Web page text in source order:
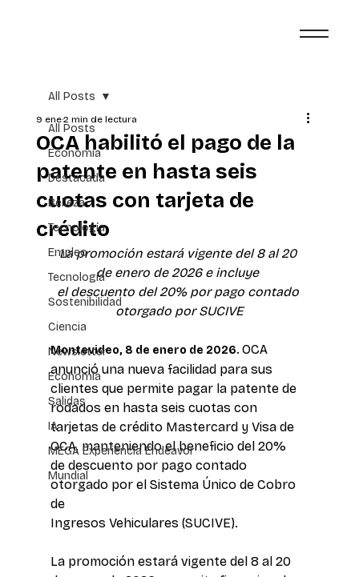
All Posts
Economía
Destacada
Belleza
Tecnología
Empleo
Tecnología
Sostenibilidad
Ciencia
Newsletter
Economía
Salidas
IA
MEGA Experiencia Endeavor
Mundial
All Posts
OCA habilitó el pago de la
patente en hasta seis
cuotas con tarjeta de
crédito
9 ene2 min de lectura
La promoción estará vigente del 8 al 20
de enero de 2026 e incluye
el descuento del 20% por pago contado
otorgado por SUCIVE
Montevideo, 8 de enero de 2026. OCA
anunció una nueva facilidad para sus
clientes que permite pagar la patente de
rodados en hasta seis cuotas con
tarjetas de crédito Mastercard y Visa de
OCA, manteniendo el beneficio del 20%
de descuento por pago contado
otorgado por el Sistema Único de Cobro
de
Ingresos Vehiculares (SUCIVE).
La promoción estará vigente del 8 al 20